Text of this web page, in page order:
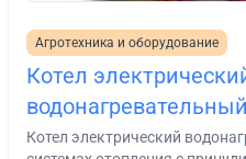
Агротехника и оборудование
Котел
Котел электрический